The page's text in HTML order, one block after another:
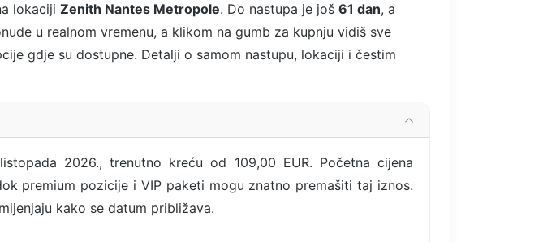
lokaciji Zenith Nantes Metropole. Do nastupa je još 61 dan, a
u realnom vremenu, a klikom na gumb za kupnju vidiš sve
gdje su dostupne. Detalji o samom nastupu, lokaciji i čestim
2026., trenutno kreću od 109,00 EUR. Početna cijena
premium pozicije i VIP paketi mogu znatno premašiti taj iznos.
kako se datum približava.